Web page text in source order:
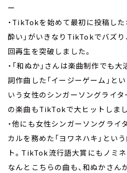
ー
・TikTokを始めて最初に投稿した
酔い」がいきなりTikTokでバズり
回再生を突破しました。
・「和ぬか」さんは楽曲制作でも
詞作曲した「イージーゲーム」と
いう女性のシンガーソングライタ
の楽曲もTikTokで大ヒットしまし
・他にも女性シンガーソングライ
カルを務めた「ヨワネハキ」とい
ト。TikTok流行語大賞にもノミネ
なんとこちらの曲も、和ぬかさん